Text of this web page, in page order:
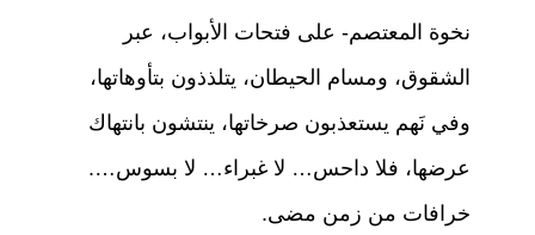
نخوة المعتصم- على فتحات الأبواب، عبر
الشقوق، ومسام الحيطان، يتلذذون بتأوهاتها،
وفي نَهم يستعذبون صرخاتها، ينتشون بانتهاك
عرضها، فلا داحس… لا غبراء… لا بسوس….
خرافات من زمن مضى.